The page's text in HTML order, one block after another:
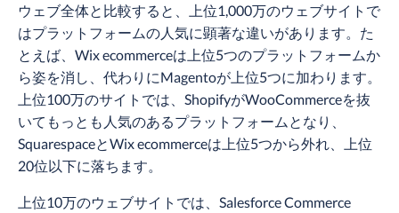
ウェブ全体と比較すると、上位1,000万のウェブサイトで
はプラットフォームの人気に顕著な違いがあります。た
とえば、Wix ecommerceは上位5つのプラットフォームか
ら姿を消し、代わりにMagentoが上位5つに加わります。
上位100万のサイトでは、ShopifyがWooCommerceを抜
いてもっとも人気のあるプラットフォームとなり、
SquarespaceとWix ecommerceは上位5つから外れ、上位
20位以下に落ちます。
上位10万のウェブサイトでは、Salesforce Commerce